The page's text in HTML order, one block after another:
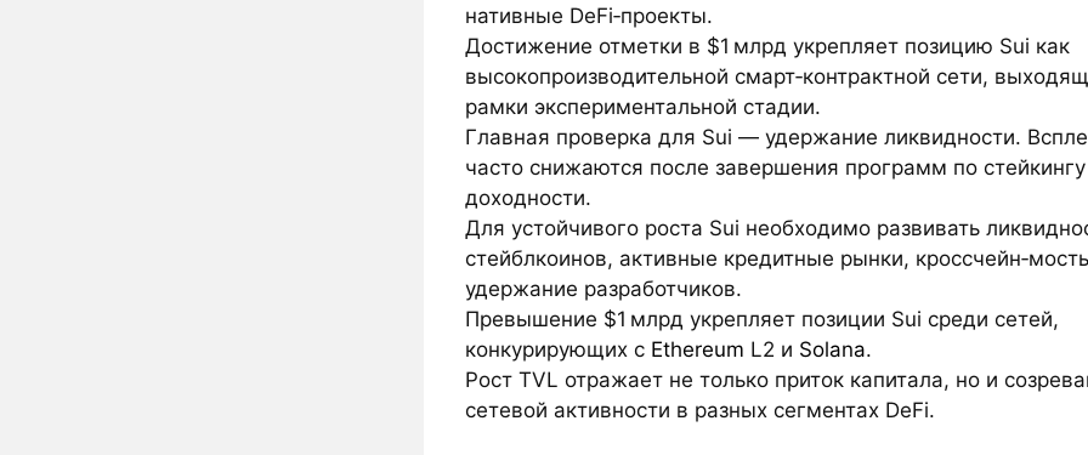
нативные DeFi‑проекты.
Достижение отметки в $1 млрд укрепляет позицию Sui как
высокопроизводительной смарт‑контрактной сети,
рамки экспериментальной стадии.
Главная проверка для Sui — удержание ликвидности.
часто снижаются после завершения программ по
доходности.
Для устойчивого роста Sui необходимо развивать
стейблкоинов, активные кредитные рынки,
удержание разработчиков.
Превышение $1 млрд укрепляет позиции Sui среди сетей,
конкурирующих с Ethereum L2 и Solana.
Рост TVL отражает не только приток капитала, но и
сетевой активности в разных сегментах DeFi.